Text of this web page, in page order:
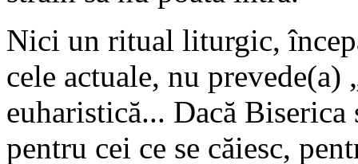
Nici un ritual liturgic,
cele actuale, nu prevede(a)
euharistică... Dacă
pentru cei ce se căiesc,